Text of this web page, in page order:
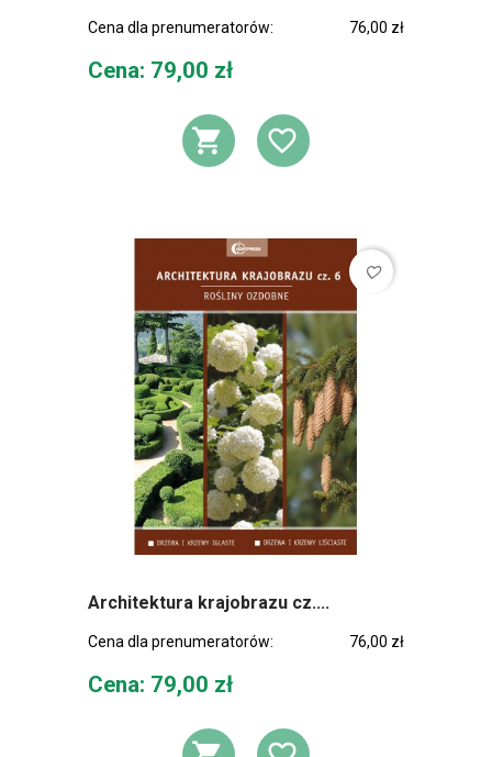
Cena dla prenumeratorów: 76,00 zł
Cena
Cena: 79,00 zł
DODAJ DO
DODAJ DO
favorite_border
Architektura krajobrazu cz....
Cena dla prenumeratorów: 76,00 zł
Cena
Cena: 79,00 zł